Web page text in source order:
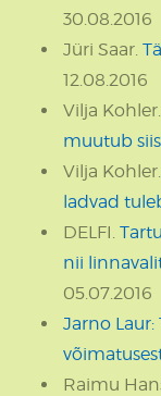
30.08.2016
Jüri Saar.
12.08.2016
Vilja Kohler.
muutub
Vilja Kohler.
ladvad
DELFI.
nii
05.07.2016
Jarno Laur:
Raimu